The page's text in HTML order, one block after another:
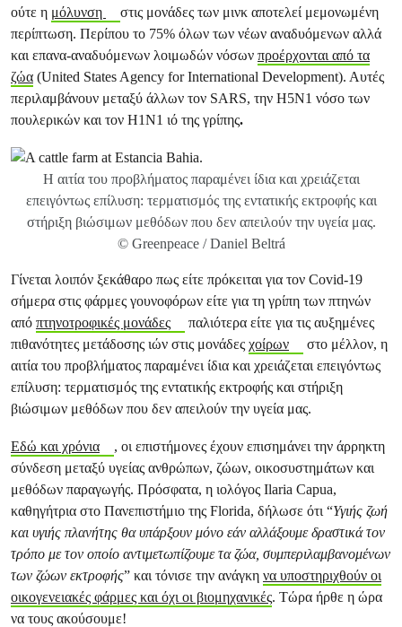
ούτε η μόλυνση
στις μονάδες των μινκ αποτελεί μεμονωμένη
περίπτωση. Περίπου το 75% όλων των νέων αναδυόμενων αλλά
και επανα-αναδυόμενων λοιμωδών νόσων προέρχονται από τα
ζώα (United States Agency for International Development). Αυτές
περιλαμβάνουν μεταξύ άλλων τον SARS, την H5N1 νόσο των
πουλερικών και τον Η1Ν1 ιό της γρίπης.
Η αιτία του προβλήματος παραμένει ίδια και χρειάζεται
επειγόντως επίλυση: τερματισμός της εντατικής εκτροφής και
στήριξη βιώσιμων μεθόδων που δεν απειλούν την υγεία μας.
© Greenpeace / Daniel Beltrá
Γίνεται λοιπόν ξεκάθαρο πως είτε πρόκειται για τον Covid-19
σήμερα στις φάρμες γουνοφόρων είτε για τη γρίπη των πτηνών
από πτηνοτροφικές μονάδες
παλιότερα είτε για τις αυξημένες
πιθανότητες μετάδοσης ιών στις μονάδες χοίρων
στο μέλλον, η
αιτία του προβλήματος παραμένει ίδια και χρειάζεται επειγόντως
επίλυση: τερματισμός της εντατικής εκτροφής και στήριξη
βιώσιμων μεθόδων που δεν απειλούν την υγεία μας.
Εδώ και χρόνια
, οι επιστήμονες έχουν επισημάνει την άρρηκτη
σύνδεση μεταξύ υγείας ανθρώπων, ζώων, οικοσυστημάτων και
μεθόδων παραγωγής. Πρόσφατα, η ιολόγος Ilaria Capua,
καθηγήτρια στο Πανεπιστήμιο της Florida, δήλωσε ότι “Υγιής ζωή
και υγιής πλανήτης θα υπάρξουν μόνο εάν αλλάξουμε δραστικά τον
τρόπο με τον οποίο αντιμετωπίζουμε τα ζώα, συμπεριλαμβανομένων
των ζώων εκτροφής” και τόνισε την ανάγκη να υποστηριχθούν οι
οικογενειακές φάρμες και όχι οι βιομηχανικές. Τώρα ήρθε η ώρα
να τους ακούσουμε!